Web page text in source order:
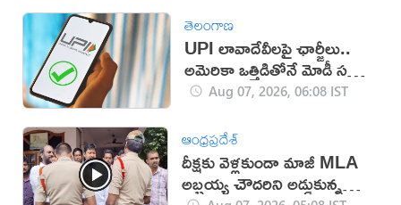
తెలంగాణ
UPI లావాదేవీలపై ఛార్జీలు..
అమెరికా ఒత్తిడితోనే మోడీ సర్కార్‌
నిర్ణయం?
Aug 07, 2026, 06:08 IST
ఆంధ్రప్రదేశ్
దీక్షకు వెళ్లకుండా మాజీ MLA
అబ్బ‌య్య చౌద‌రిని అడ్డుకున్న